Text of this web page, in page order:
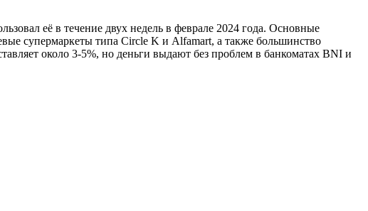
её в течение двух недель в феврале 2024 года. Основные
супермаркеты типа Circle K и Alfamart, а также большинство
около 3-5%, но деньги выдают без проблем в банкоматах BNI и